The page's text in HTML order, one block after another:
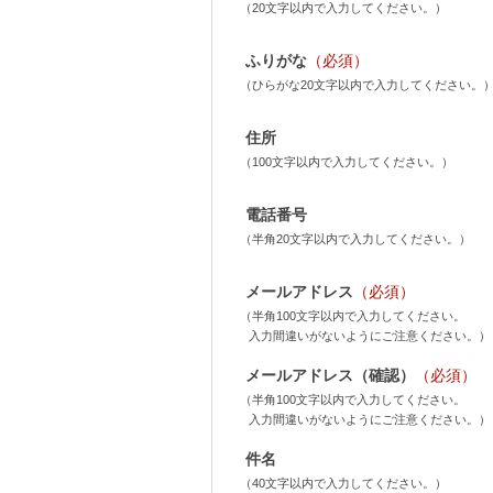
（20文字以内で入力してください。）
ふりがな （必須）
（ひらがな20文字以内で入力してください。
住所
（100文字以内で入力してください。）
電話番号
（半角20文字以内で入力してください。）
メールアドレス （必須）
（半角100文字以内で入力してください。
入力間違いがないようにご注意ください。）
メールアドレス（確認） （必須）
（半角100文字以内で入力してください。
入力間違いがないようにご注意ください。）
件名
（40文字以内で入力してください。）